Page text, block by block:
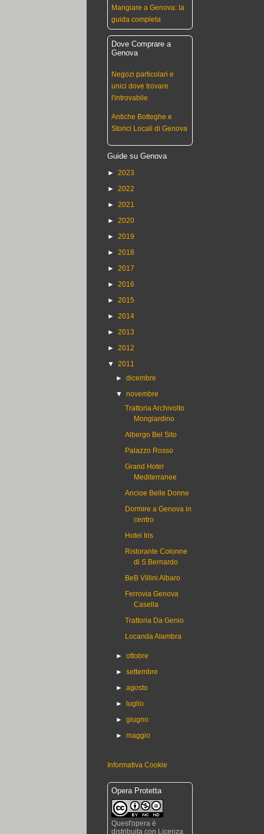
Mangiare a Genova: la
guida completa
Dove Comprare a
Genova
Negozi particolari e
unici dove trovare
l'introvabile
Antiche Botteghe e
Storici Locali di Genova
Guide su Genova
► 2023
► 2022
► 2021
► 2020
► 2019
► 2018
► 2017
► 2016
► 2015
► 2014
► 2013
► 2012
▼ 2011
►dicembre
▼novembre
Trattoria Archivolto
Mongiardino
Albergo Bel Sito
Palazzo Rosso
Grand Hotel
Mediterranee
Ancioe Belle Donne
Dormire a Genova in
centro
Hotel Iris
Ristorante Colonne
di S.Bernardo
BeB Villini Albaro
Ferrovia Genova
Casella
Trattoria Da Genio
Locanda Alambra
►ottobre
►settembre
►agosto
►
luglio
►giugno
►maggio
Informativa Cookie
Opera Protetta
Quest'opera è
distribuita con Licenza